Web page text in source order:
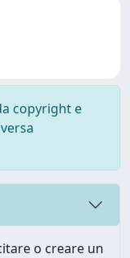
copyright e
o creare un